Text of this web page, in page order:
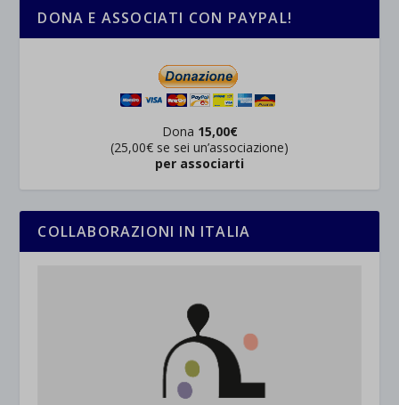
DONA E ASSOCIATI CON PAYPAL!
Dona 15,00€
(25,00€ se sei un’associazione)
per associarti
COLLABORAZIONI IN ITALIA